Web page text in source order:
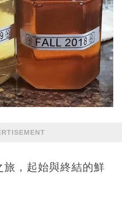
，起始與終結的鮮